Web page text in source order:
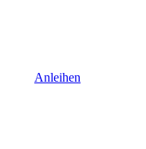
Anleihen